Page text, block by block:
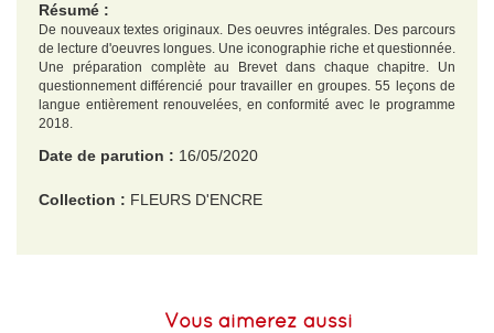
Résumé :
De nouveaux textes originaux. Des oeuvres intégrales. Des parcours
de lecture d'oeuvres longues. Une iconographie riche et questionnée.
Une préparation complète au Brevet dans chaque chapitre. Un
questionnement différencié pour travailler en groupes. 55 leçons de
langue entièrement renouvelées, en conformité avec le programme
2018.
Date de parution : 16/05/2020
Collection : FLEURS D'ENCRE
Vous aimerez aussi